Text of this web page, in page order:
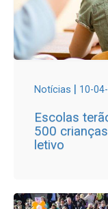
Notícias | 10-
Escolas
500
letivo